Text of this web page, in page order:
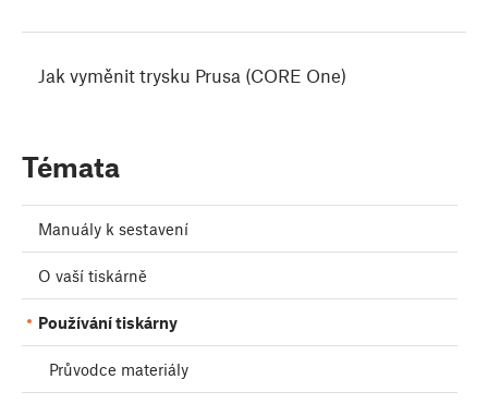
Jak vyměnit trysku Prusa (CORE One)
Témata
Manuály k sestavení
O vaší tiskárně
Používání tiskárny
Průvodce materiály